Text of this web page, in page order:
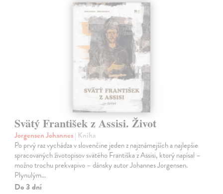
Svätý František z Assisi. Život
Jorgensen Johannes| Kniha
Po prvý raz vychádza v slovenčine jeden z najznámejších a najlepšie
spracovaných životopisov svätého Františka z Assisi, ktorý napísal –
možno trochu prekvapivo – dánsky autor Johannes Jorgensen.
Plynulým…
Do 3 dní